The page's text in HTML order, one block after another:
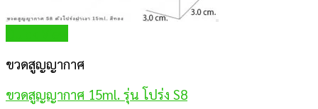
ขวดสูญญากาศ
ขวดสูญญากาศ 15ml. รุ่น โปร่ง S8